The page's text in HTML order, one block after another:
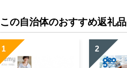
この自治体のおすすめ返礼品
1 2